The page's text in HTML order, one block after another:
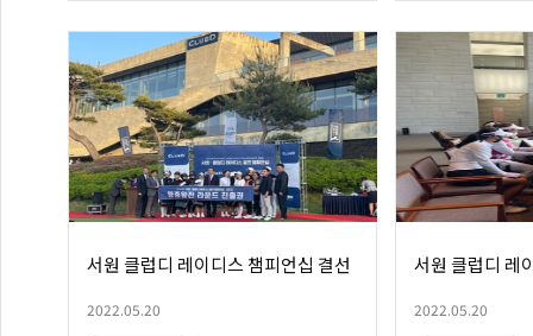
서원 클럽디 레이디스 챔피언십 결선
2022.05.20
서원 클럽디 레
2022.05.20